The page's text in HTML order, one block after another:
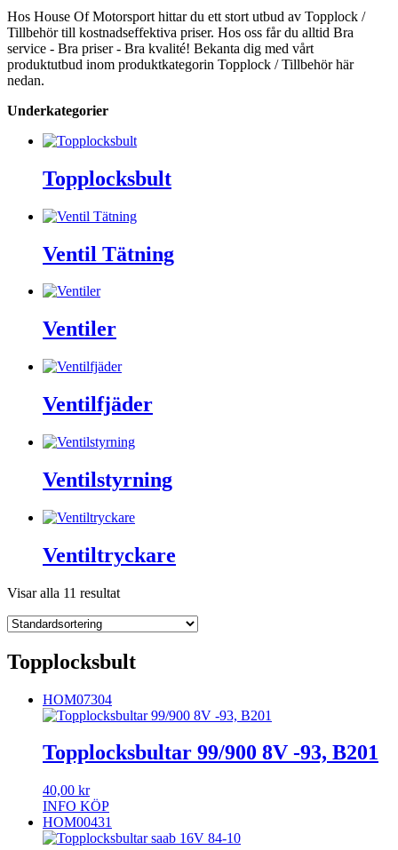
Hos House Of Motorsport hittar du ett stort utbud av Topplock /
Tillbehör till kostnadseffektiva priser. Hos oss får du alltid Bra
service - Bra priser - Bra kvalité! Bekanta dig med vårt
produktutbud inom produktkategorin Topplock / Tillbehör här
nedan.
Underkategorier
Topplocksbult
Ventil Tätning
Ventiler
Ventilfjäder
Ventilstyrning
Ventiltryckare
Visar alla 11 resultat
Topplocksbult
HOM07304
Topplocksbultar 99/900 8V -93, B201
40,00 kr
INFO KÖP
HOM00431